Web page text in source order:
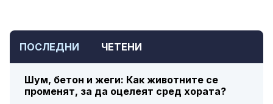
ПОСЛЕДНИ ЧЕТЕНИ
Шум, бетон и жеги: Как животните се
променят, за да оцелеят сред хората?